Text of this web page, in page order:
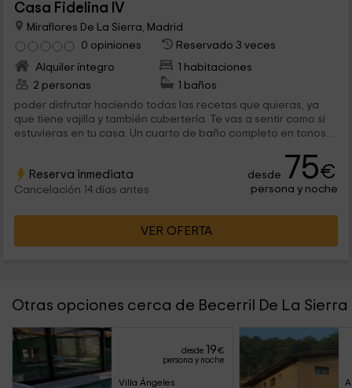
Casa Fidelina IV
Miraflores De La Sierra, Madrid
0 opiniones
Reservado 3 veces
Alquiler íntegro
1 habitaciones
2 personas
1 baños
poder disfrutar haciendo todas las recetas que quieras, ya
que tiene vajilla y también cubertería. Te vas a sentir como si
estuvieras en tu casa. Un cuarto de baño completo en tonos...
Reserva inmediata
Cancelación 14 días antes
desde 75€
persona y noche
VER OFERTA
Otras opciones cerca de Becerril De La Sierra
desde 19€
persona y noche
Villa Ángeles